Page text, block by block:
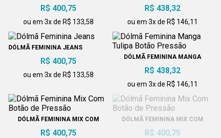
R$ 400,75
ou em 3x de R$ 133,58
R$ 438,32
ou em 3x de R$ 146,11
DÓLMÃ FEMININA JEANS
R$ 400,75
ou em 3x de R$ 133,58
DÓLMÃ FEMININA MANGA
R$ 438,32
ou em 3x de R$ 146,11
DÓLMÃ FEMININA MIX COM
R$ 400,75
DÓLMÃ FEMININA MIX COM
R$ 400,75